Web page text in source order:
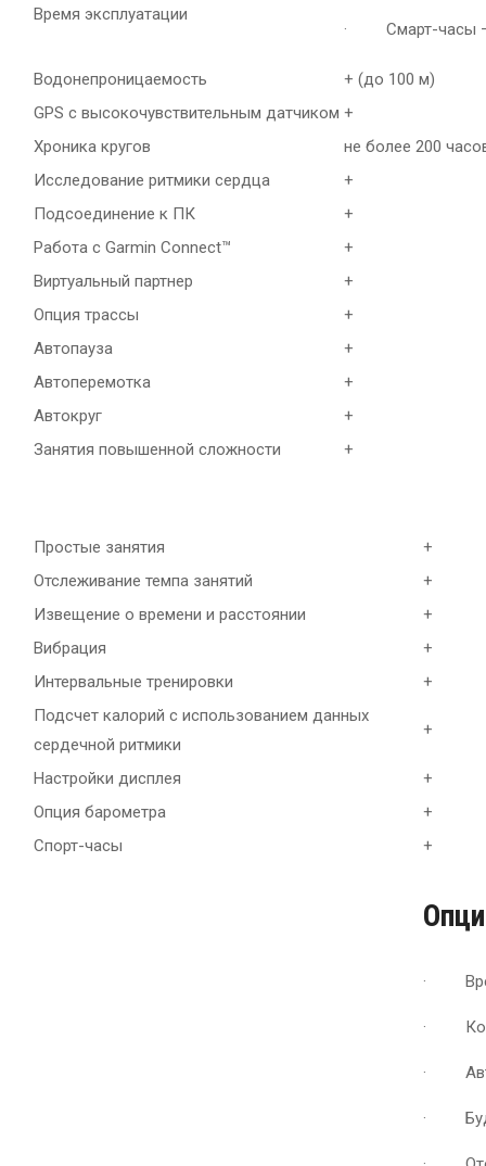
Время эксплуатации
· Смарт-часы —
Водонепроницаемость
+ (до 100 м)
GPS с высокочувствительным датчиком +
Хроника кругов
не более 200
Исследование ритмики сердца
+
Подсоединение к ПК
+
Работа с Garmin Connect™
+
Виртуальный партнер
+
Опция трассы
+
Автопауза
+
Автоперемотка
+
Автокруг
+
Занятия повышенной сложности
+
Простые занятия
+
Отслеживание темпа занятий
+
Извещение о времени и расстоянии
+
Вибрация
+
Интервальные тренировки
+
Подсчет калорий с использованием данных
сердечной ритмики
+
Настройки дисплея
+
Опция барометра
+
Спорт-часы
+
·
·
·
·